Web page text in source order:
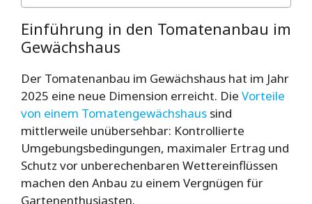
Einführung in den Tomatenanbau im
Gewächshaus
Der Tomatenanbau im Gewächshaus hat im Jahr
2025 eine neue Dimension erreicht. Die Vorteile
von einem Tomatengewächshaus sind
mittlerweile unübersehbar: Kontrollierte
Umgebungsbedingungen, maximaler Ertrag und
Schutz vor unberechenbaren Wettereinflüssen
machen den Anbau zu einem Vergnügen für
Gartenenthusiasten.